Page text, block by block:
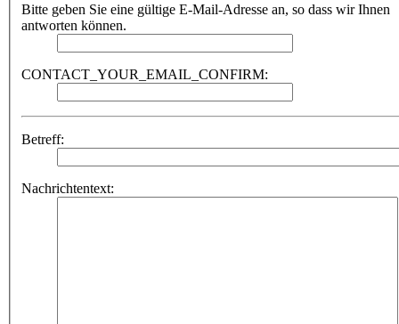
Bitte geben Sie eine gültige E-Mail-Adresse an, so dass wir Ihnen
antworten können.
CONTACT_YOUR_EMAIL_CONFIRM:
Betreff:
Nachrichtentext: